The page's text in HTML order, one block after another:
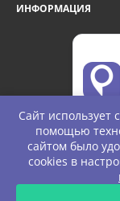
ИНФОРМАЦИЯ
©
Сайт использует
помощью
сайтом было
cookies в